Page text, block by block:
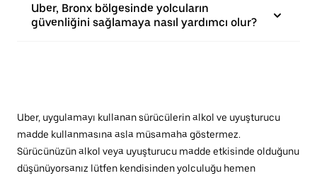
Uber, Bronx bölgesinde yolcuların
güvenliğini sağlamaya nasıl yardımcı olur?
Uber, uygulamayı kullanan sürücülerin alkol ve uyuşturucu
madde kullanmasına asla müsamaha göstermez.
Sürücünüzün alkol veya uyuşturucu madde etkisinde olduğunu
düşünüyorsanız lütfen kendisinden yolculuğu hemen